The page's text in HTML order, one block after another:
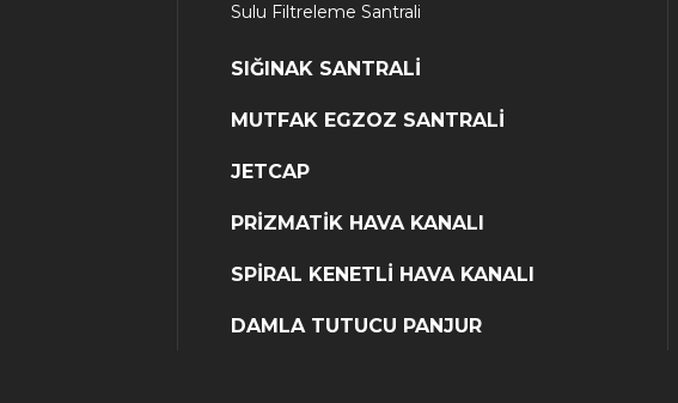
Sulu Filtreleme Santrali
SIĞINAK SANTRALİ
MUTFAK EGZOZ SANTRALİ
JETCAP
PRİZMATİK HAVA KANALI
SPİRAL KENETLİ HAVA KANALI
DAMLA TUTUCU PANJUR